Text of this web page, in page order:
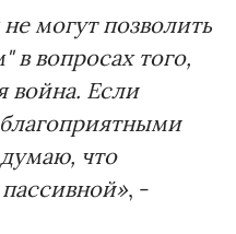
могут позволить
в вопросах того,
война. Если
что
, -